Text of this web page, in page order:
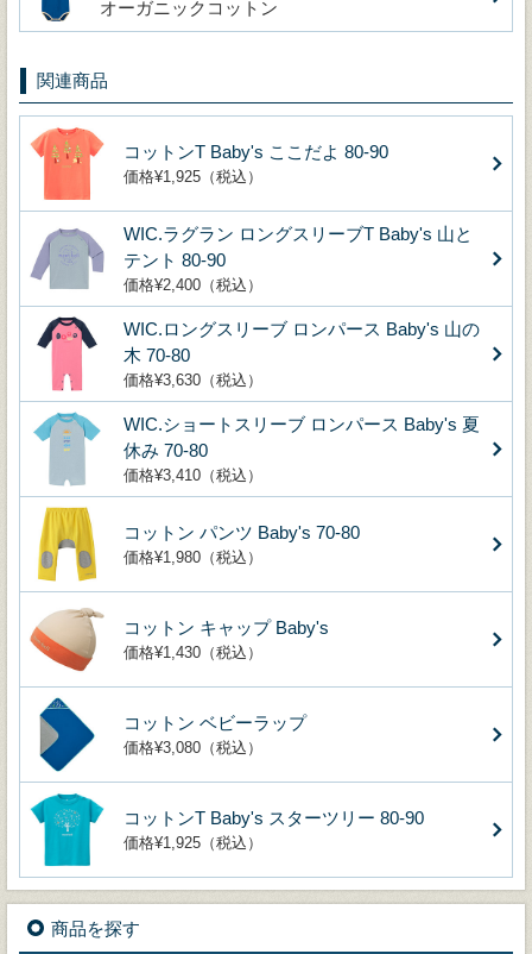
オーガニックコットン
関連商品
コットンT Baby's ここだよ 80-90
価格¥1,925（税込）
WIC.ラグラン ロングスリーブT Baby's 山と
テント 80-90
価格¥2,400（税込）
WIC.ロングスリーブ ロンパース Baby's 山の
木 70-80
価格¥3,630（税込）
WIC.ショートスリーブ ロンパース Baby's 夏
休み 70-80
価格¥3,410（税込）
コットン パンツ Baby's 70-80
価格¥1,980（税込）
コットン キャップ Baby's
価格¥1,430（税込）
コットン ベビーラップ
価格¥3,080（税込）
コットンT Baby's スターツリー 80-90
価格¥1,925（税込）
商品を探す